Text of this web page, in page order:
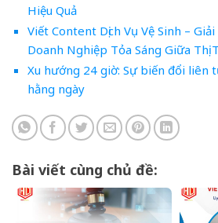
Hiệu Quả
Viết Content Dịch Vụ Vệ Sinh –
Doanh Nghiệp Tỏa Sáng Giữa Thị
Xu hướng 24 giờ: Sự biến đổi liên
hằng ngày
Bài viết cùng chủ đề: